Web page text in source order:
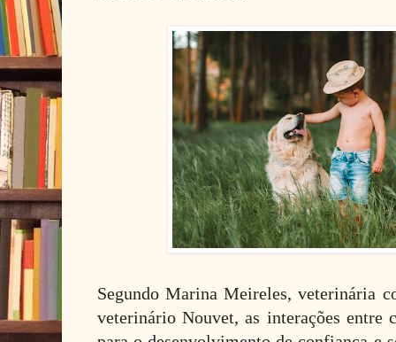
Segundo Marina Meireles, veterinária
veterinário Nouvet, as interações entre